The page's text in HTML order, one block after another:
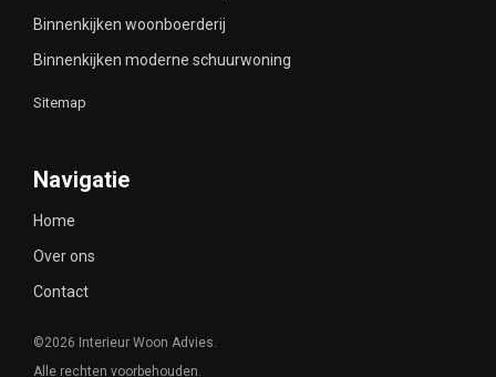
Binnenkijken woonboerderij
Binnenkijken moderne schuurwoning
Sitemap
Navigatie
Home
Over ons
Contact
©2026 Interieur Woon Advies.
Alle rechten voorbehouden.